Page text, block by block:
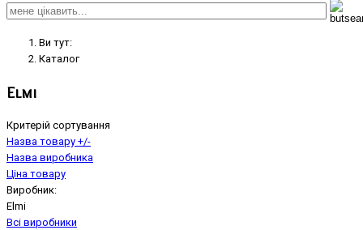
Ви тут:
Кaтaлoг
Elmi
Критерій сортування
Назва товару +/-
Назва виробника
Ціна товару
Виробник:
Elmi
Всі виробники